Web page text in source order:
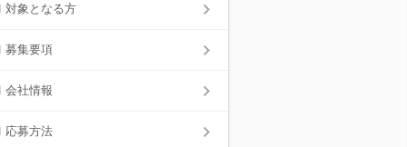
対象となる方
募集要項
会社情報
応募方法